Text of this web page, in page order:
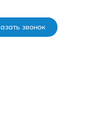
звонок